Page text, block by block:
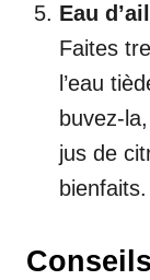
Eau d’ail
Faites
l’eau
buvez-
jus de
bienfaits.